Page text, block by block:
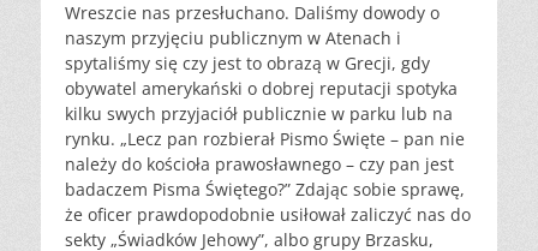
Wreszcie nas przesłuchano. Daliśmy dowody o
naszym przyjęciu publicznym w Atenach i
spytaliśmy się czy jest to obrazą w Grecji, gdy
obywatel amerykański o dobrej reputacji spotyka
kilku swych przyjaciół publicznie w parku lub na
rynku. „Lecz pan rozbierał Pismo Święte – pan nie
należy do kościoła prawosławnego – czy pan jest
badaczem Pisma Świętego?” Zdając sobie sprawę,
że oficer prawdopodobnie usiłował zaliczyć nas do
sekty „Świadków Jehowy”, albo grupy Brzasku,